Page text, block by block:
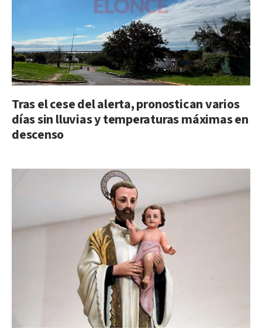
Tras el cese del alerta, pronostican varios
días sin lluvias y temperaturas máximas en
descenso